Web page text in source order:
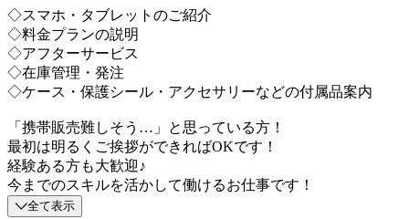
◇スマホ・タブレットのご紹介
◇料金プランの説明
◇アフターサービス
◇在庫管理・発注
◇ケース・保護シール・アクセサリーなどの付属品案内
「携帯販売難しそう…」と思っている方！
最初は明るくご挨拶ができればOKです！
経験ある方も大歓迎♪
今までのスキルを活かして働けるお仕事です！
全て表示